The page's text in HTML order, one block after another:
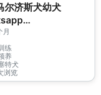
尔济斯犬幼犬
月
练
养
特犬
浏览